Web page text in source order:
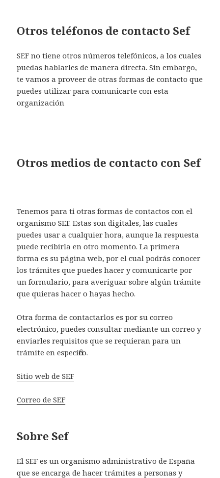
Otros teléfonos de contacto Sef
SEF no tiene otros números telefónicos, a los cuales
puedas hablarles de manera directa. Sin embargo,
te vamos a proveer de otras formas de contacto que
puedes utilizar para comunicarte con esta
organización
Otros medios de contacto con Sef
Tenemos para ti otras formas de contactos con el
organismo SEF. Estas son digitales, las cuales
puedes usar a cualquier hora, aunque la respuesta
puede recibirla en otro momento. La primera
forma es su página web, por el cual podrás conocer
los trámites que puedes hacer y comunicarte por
un formulario, para averiguar sobre algún trámite
que quieras hacer o hayas hecho.
Otra forma de contactarlos es por su correo
electrónico, puedes consultar mediante un correo y
enviarles requisitos que se requieran para un
trámite en específico.
Sitio web de SEF
Correo de SEF
Sobre Sef
El SEF es un organismo administrativo de España
que se encarga de hacer trámites a personas y